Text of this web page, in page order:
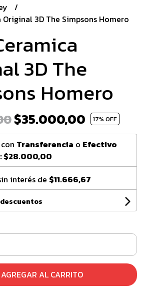
Original 3D The Simpsons Homero
3D The
Homero
$35.000,00 17% OFF
con Transferencia o Efectivo
$28.000,00
interés de $11.666,67
AGREGAR AL CARRITO